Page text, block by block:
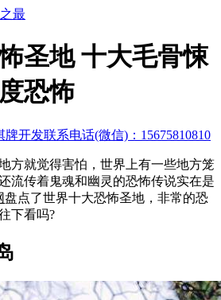
最
圣地 十大毛骨悚
恐怖
牌开发联系电话(微信)：15675810810
就觉得害怕，世界上有一些地方笼
流传着鬼魂和幽灵的恐怖传说实在是
盘点了世界十大恐怖圣地，非常的恐
下看吗?